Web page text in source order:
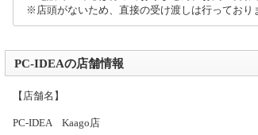
※店頭がないため、直接の受け渡しは行っており
PC-IDEAの店舗情報
【店舗名】
PC-IDEA Kaago店